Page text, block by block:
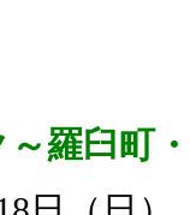
羅臼町